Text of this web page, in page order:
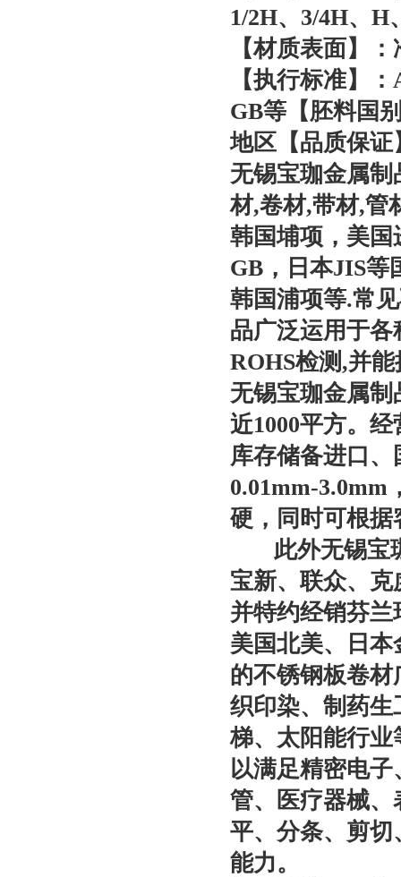
1/2H、3/4H、H
【材质表面】
【执行标准】
GB等【胚料国
地区【品质保证
无锡宝珈金属
材,卷材,带材,管
韩国埔项，美
GB，日本JIS等
韩国浦项等.常
品广泛运用于
ROHS检测,并
无锡宝珈金属
近1000平方。
库存储备进口
0.01mm-3.0mm
硬，同时可根
此外无锡宝珈
宝新、联众、
并特约经销芬
美国北美、日
的不锈钢板卷
织印染、制药
梯、太阳能行
以满足精密电
管、医疗器械
平、分条、剪
能力。